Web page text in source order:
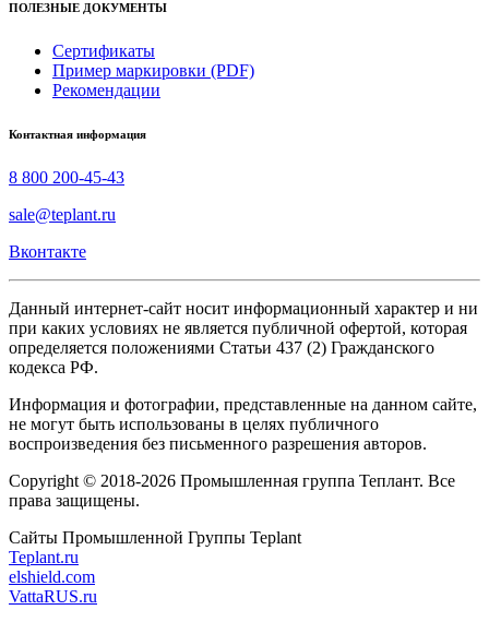
ПОЛЕЗНЫЕ ДОКУМЕНТЫ
Сертификаты
Пример маркировки (PDF)
Рекомендации
Контактная информация
8 800 200-45-43
sale@teplant.ru
Вконтакте
Данный интернет-сайт носит информационный характер и ни
при каких условиях не является публичной офертой, которая
определяется положениями Статьи 437 (2) Гражданского
кодекса РФ.
Информация и фотографии, представленные на данном сайте,
не могут быть использованы в целях публичного
воспроизведения без письменного разрешения авторов.
Copyright © 2018-2026 Промышленная группа Теплант. Все
права защищены.
Сайты Промышленной Группы Teplant
Teplant.ru
elshield.com
VattaRUS.ru